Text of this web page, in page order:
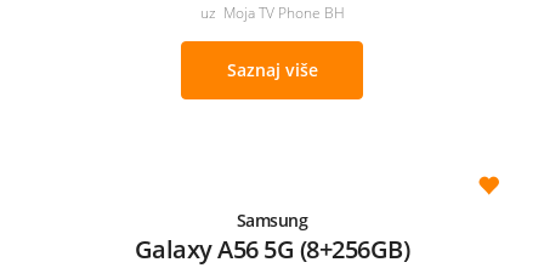
uz Moja TV Phone BH
Saznaj više
Samsung
Galaxy A56 5G (8+256GB)